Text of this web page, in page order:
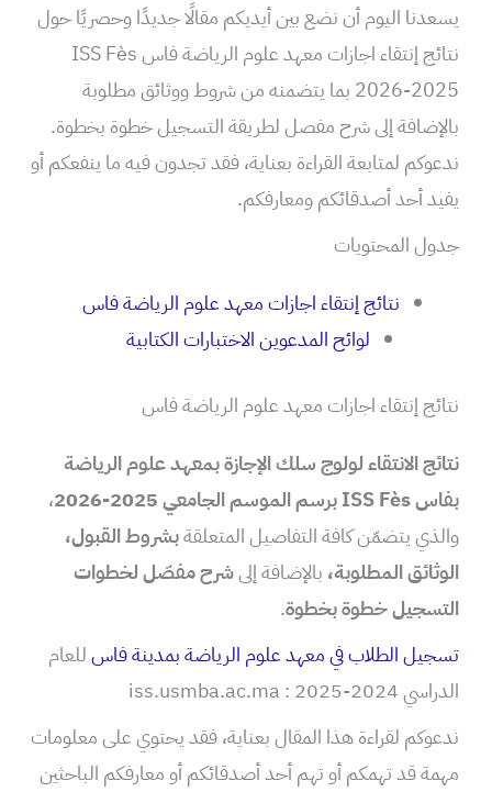
يسعدنا اليوم أن نضع بين أيديكم مقالًا جديدًا وحصريًا حول
نتائج إنتقاء اجازات معهد علوم الرياضة فاس ISS Fès
2026-2025 بما يتضمنه من شروط ووثائق مطلوبة
بالإضافة إلى شرح مفصل لطريقة التسجيل خطوة بخطوة.
ندعوكم لمتابعة القراءة بعناية، فقد تجدون فيه ما ينفعكم أو
يفيد أحد أصدقائكم ومعارفكم.
جدول المحتويات
نتائج إنتقاء اجازات معهد علوم الرياضة فاس
لوائح المدعوين الاختبارات الكتابية
نتائج إنتقاء اجازات معهد علوم الرياضة فاس
نتائج الانتقاء لولوج سلك الإجازة بمعهد علوم الرياضة
بفاس ISS Fès برسم الموسم الجامعي 2025-2026
،
والذي يتضمّن كافة التفاصيل المتعلقةبشروط القبول،
الوثائق المطلوبة، بالإضافة إلىشرح مفصّل لخطوات
التسجيل خطوة بخطوة.
تسجيل الطلاب في معهد علوم الرياضة بمدينة فاسللعام
الدراسي 2024-2025 : iss.usmba.ac.ma
ندعوكم لقراءة هذا المقال بعناية، فقد يحتوي على معلومات
مهمة قد تهمكم أو تهم أحد أصدقائكم أو معارفكم الباحثين